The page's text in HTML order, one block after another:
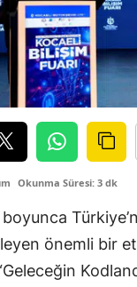
Okunma Süresi: 3 dk
önemli bir